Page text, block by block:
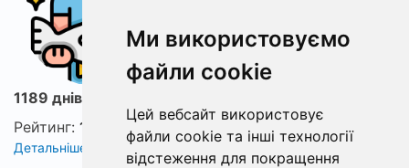
Ми використовуємо
файли cookie
Цей вебсайт використовує
файли cookie та інші технології
відстеження для покращення
1189 днів з ФішХаб
Рейтинг: 1
Детальніше про рейтинг